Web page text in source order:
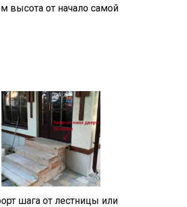
высота от начало самой
шага от лестницы или